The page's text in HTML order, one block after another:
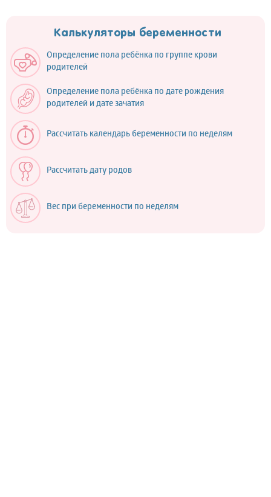
Калькуляторы беременности
Определение пола ребёнка по группе крови
родителей
Определение пола ребёнка по дате рождения
родителей и дате зачатия
Рассчитать календарь беременности по неделям
Рассчитать дату родов
Вес при беременности по неделям